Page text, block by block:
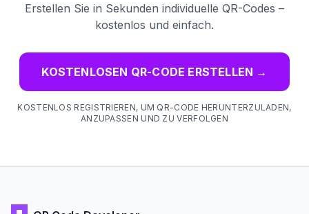
Erstellen Sie in Sekunden individuelle QR-Codes –
kostenlos und einfach.
KOSTENLOSEN QR-CODE ERSTELLEN →
KOSTENLOS REGISTRIEREN, UM QR-CODE HERUNTERZULADEN,
ANZUPASSEN UND ZU VERFOLGEN